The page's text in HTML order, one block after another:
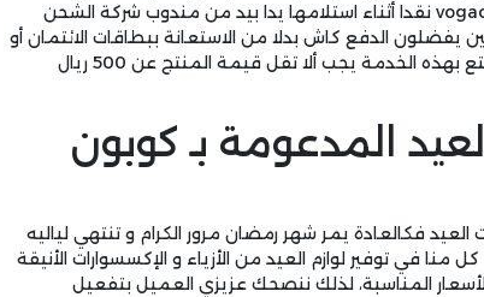
المفعل عليها vogacloset promo code نقدا أثناء استلامها يدا بيد من مندوب شركة الشحن
الدفع كاش بدلا من الاستعانة ببطاقات الائتمان أو
حسابات السداد الالكترونية، لكن للتمتع بهذه الخدمة يجب ألا تقل قيمة المنتج عن 500 ريال
المدعومة بـ كوبون
فكالعادة يمر شهر رمضان مرور الكرام و تنتهي لياليه
منا في توفير لوازم العيد من الأزياء و الإكسسوارات الأنيقة
المناسبة، لذلك ننصحك عزيزي العميل بتفعيل